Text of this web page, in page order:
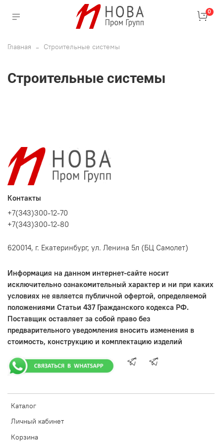
0
Главная Строительные системы
Строительные системы
Каталог
Личный кабинет
Корзина
Контакты
+7(343)300-12-70
+7(343)300-12-80
620014, г. Екатеринбург, ул. Ленина 5л (БЦ Самолет)
Информация на данном интернет-сайте носит
исключительно ознакомительный характер и ни при каких
условиях не является публичной офертой, определяемой
положениями Статьи 437 Гражданского кодекса РФ.
Поставщик оставляет за собой право без
предварительного уведомления вносить изменения в
стоимость, конструкцию и комплектацию изделий